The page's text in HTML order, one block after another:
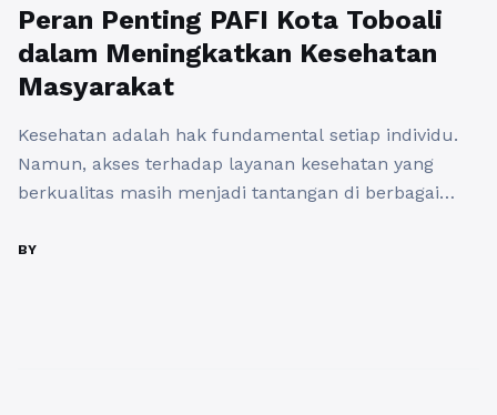
Peran Penting PAFI Kota Toboali
dalam Meningkatkan Kesehatan
Masyarakat
Kesehatan adalah hak fundamental setiap individu.
Namun, akses terhadap layanan kesehatan yang
berkualitas masih menjadi tantangan di berbagai
tengah tantangan ini, Persatuan Ahli Farmasi
BY